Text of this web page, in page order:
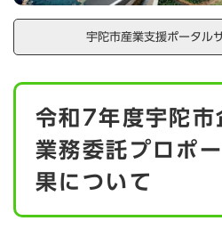
宇陀市産業支援ポータル
本
令和7年度宇陀市
業務委託プロポ
果について